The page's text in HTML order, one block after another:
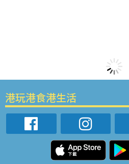
港玩港食港生活